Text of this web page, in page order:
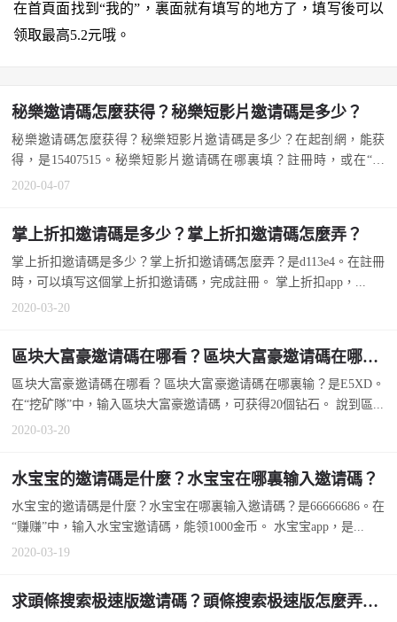
在首頁面找到“我的”，裏面就有填写的地方了，填写後可以
领取最高5.2元哦。
秘樂邀请碼怎麼获得？秘樂短影片邀请碼是多少？
秘樂邀请碼怎麼获得？秘樂短影片邀请碼是多少？在起剖網，能获
得，是15407515。秘樂短影片邀请碼在哪裏填？註冊時，或在“設
定...
2020-04-07
掌上折扣邀请碼是多少？掌上折扣邀请碼怎麼弄？
掌上折扣邀请碼是多少？掌上折扣邀请碼怎麼弄？是d113e4。在註冊
時，可以填写这個掌上折扣邀请碼，完成註冊。 掌上折扣app，...
2020-03-20
區块大富豪邀请碼在哪看？區块大富豪邀请碼在哪裏输？
區块大富豪邀请碼在哪看？區块大富豪邀请碼在哪裏输？是E5XD。
在“挖矿隊”中，输入區块大富豪邀请碼，可获得20個钻石。 說到區...
2020-03-20
水宝宝的邀请碼是什麼？水宝宝在哪裏输入邀请碼？
水宝宝的邀请碼是什麼？水宝宝在哪裏输入邀请碼？是66666686。在
“赚赚”中，输入水宝宝邀请碼，能领1000金币。 水宝宝app，是...
2020-03-19
求頭條搜索极速版邀请碼？頭條搜索极速版怎麼弄邀请碼？